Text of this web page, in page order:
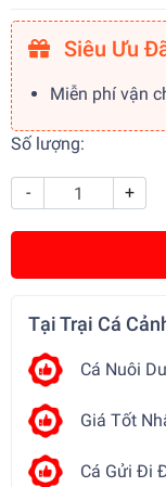
Siêu Ưu
Miễn phí vận
Số lượng:
- +
Tại Trại Cá
Cá Nuôi
Giá Tốt
Cá Gửi Đi